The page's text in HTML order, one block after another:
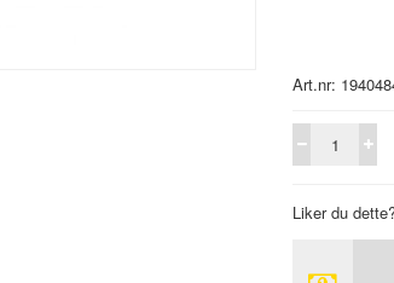
Art.nr:
Liker du